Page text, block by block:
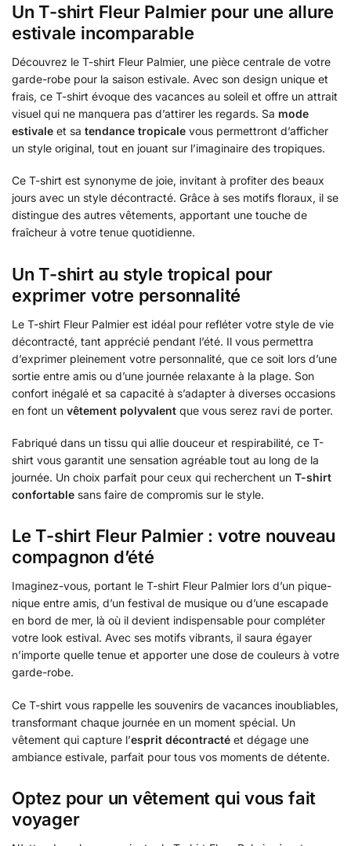
Un T-shirt Fleur Palmier pour une allure
estivale incomparable
Découvrez le T-shirt Fleur Palmier, une pièce centrale de votre
garde-robe pour la saison estivale. Avec son design unique et
frais, ce T-shirt évoque des vacances au soleil et offre un attrait
visuel qui ne manquera pas d’attirer les regards. Sa mode
estivale et sa tendance tropicale vous permettront d’afficher
un style original, tout en jouant sur l’imaginaire des tropiques.
Ce T-shirt est synonyme de joie, invitant à profiter des beaux
jours avec un style décontracté. Grâce à ses motifs floraux, il se
distingue des autres vêtements, apportant une touche de
fraîcheur à votre tenue quotidienne.
Un T-shirt au style tropical pour
exprimer votre personnalité
Le T-shirt Fleur Palmier est idéal pour refléter votre style de vie
décontracté, tant apprécié pendant l’été. Il vous permettra
d’exprimer pleinement votre personnalité, que ce soit lors d’une
sortie entre amis ou d’une journée relaxante à la plage. Son
confort inégalé et sa capacité à s’adapter à diverses occasions
en font un vêtement polyvalent que vous serez ravi de porter.
Fabriqué dans un tissu qui allie douceur et respirabilité, ce T-
shirt vous garantit une sensation agréable tout au long de la
journée. Un choix parfait pour ceux qui recherchent un T-shirt
confortable sans faire de compromis sur le style.
Le T-shirt Fleur Palmier : votre nouveau
compagnon d’été
Imaginez-vous, portant le T-shirt Fleur Palmier lors d’un pique-
nique entre amis, d’un festival de musique ou d’une escapade
en bord de mer, là où il devient indispensable pour compléter
votre look estival. Avec ses motifs vibrants, il saura égayer
n’importe quelle tenue et apporter une dose de couleurs à votre
garde-robe.
Ce T-shirt vous rappelle les souvenirs de vacances inoubliables,
transformant chaque journée en un moment spécial. Un
vêtement qui capture l’esprit décontracté et dégage une
ambiance estivale, parfait pour tous vos moments de détente.
Optez pour un vêtement qui vous fait
voyager